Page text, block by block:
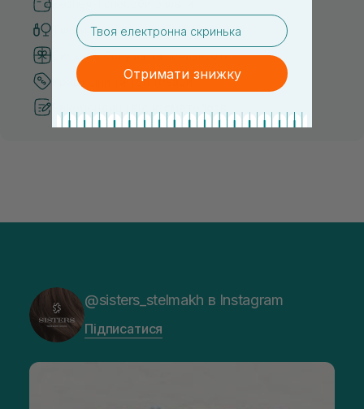
Тільки оригінальна косметика
Система бонусів та лояльності
Кращі ціни та топ товари
@sisters_stelmakh в Instagram
Підписатися
email
Отримати знижку